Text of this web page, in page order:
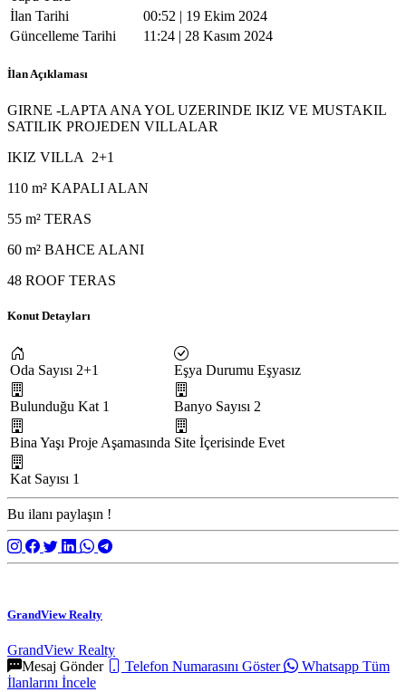
İlan Tarihi
00:52 | 19 Ekim 2024
Güncelleme Tarihi
11:24 | 28 Kasım 2024
İlan Açıklaması
GIRNE -LAPTA ANA YOL UZERINDE IKIZ VE MUSTAKIL
SATILIK PROJEDEN VILLALAR
IKIZ VILLA 2+1
110 m² KAPALI ALAN
55 m² TERAS
60 m² BAHCE ALANI
48 ROOF TERAS
Konut Detayları
Oda Sayısı 2+1 Eşya Durumu Eşyasız
Bulunduğu Kat 1 Banyo Sayısı 2
Bina Yaşı Proje Aşamasında Site İçerisinde Evet
Kat Sayısı 1
Bu ilanı paylaşın !
GrandView Realty
GrandView Realty
Mesaj Gönder
Telefon Numarasını Göster Whatsapp Tüm
İlanlarını İncele